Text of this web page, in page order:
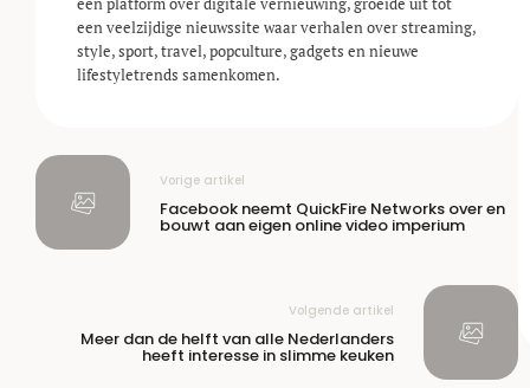
een veelzijdige nieuwssite waar verhalen over streaming,
style, sport, travel, popculture, gadgets en nieuwe
lifestyle­trends samenkomen.
Vorige artikel
Facebook neemt QuickFire Networks over en
bouwt aan eigen online video imperium
Volgende artikel
Meer dan de helft van alle Nederlanders
heeft interesse in slimme keuken